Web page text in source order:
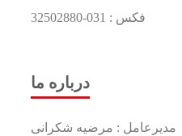
فکس : 031-32502880
درباره ما
مدیرعامل : مرضیه شکرانی